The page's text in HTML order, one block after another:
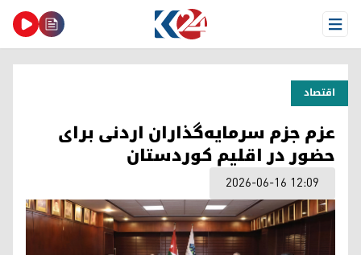
Open Menu
اقتصاد
عزم جزم سرمایه‌گذاران اردنی برای
حضور در اقلیم کوردستان
2026-06-16 12:09